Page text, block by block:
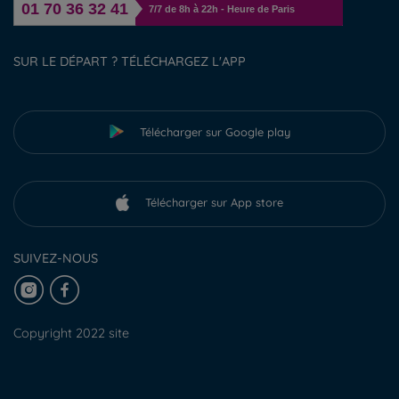
01 70 36 32 41 7/7 de 8h à 22h - Heure de Paris
SUR LE DÉPART ? TÉLÉCHARGEZ L'APP
Télécharger sur Google play
Télécharger sur App store
SUIVEZ-NOUS
Copyright 2022 site